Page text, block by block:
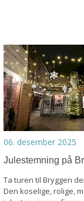
06. desember 2025
Julestemning på
Ta turen til Bryggen
Den koselige, rolige,